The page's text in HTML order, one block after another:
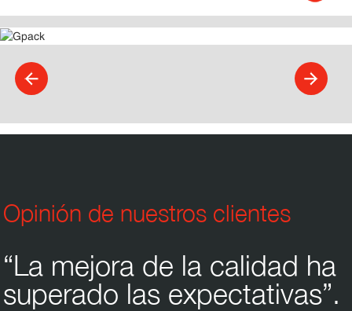
Opinión de nuestros clientes
“La mejora de la calidad ha
superado las expectativas”.